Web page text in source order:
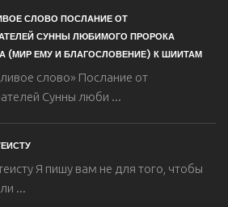
СЛОВО ПОСЛАНИЕ ОТ
СУННЫ ЛЮБИМОГО ПРОРОКА
(МИР ЕМУ И БЛАГОСЛОВЕНИЕ) К ШИИТАМ
слово» Послание от
Сунны люби ...
Я пишу вам не для того, чтобы
...